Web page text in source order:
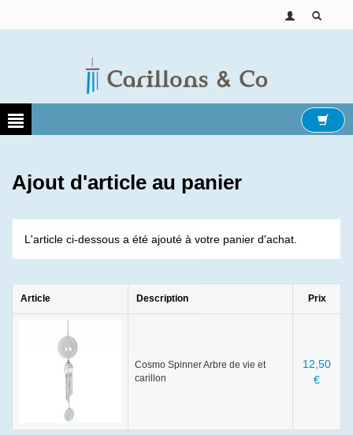
Ajout d'article au panier
L'article ci-dessous a été ajouté à votre panier d'achat.
Article Description Prix
Cosmo Spinner Arbre de vie et
carillon
12,50
€